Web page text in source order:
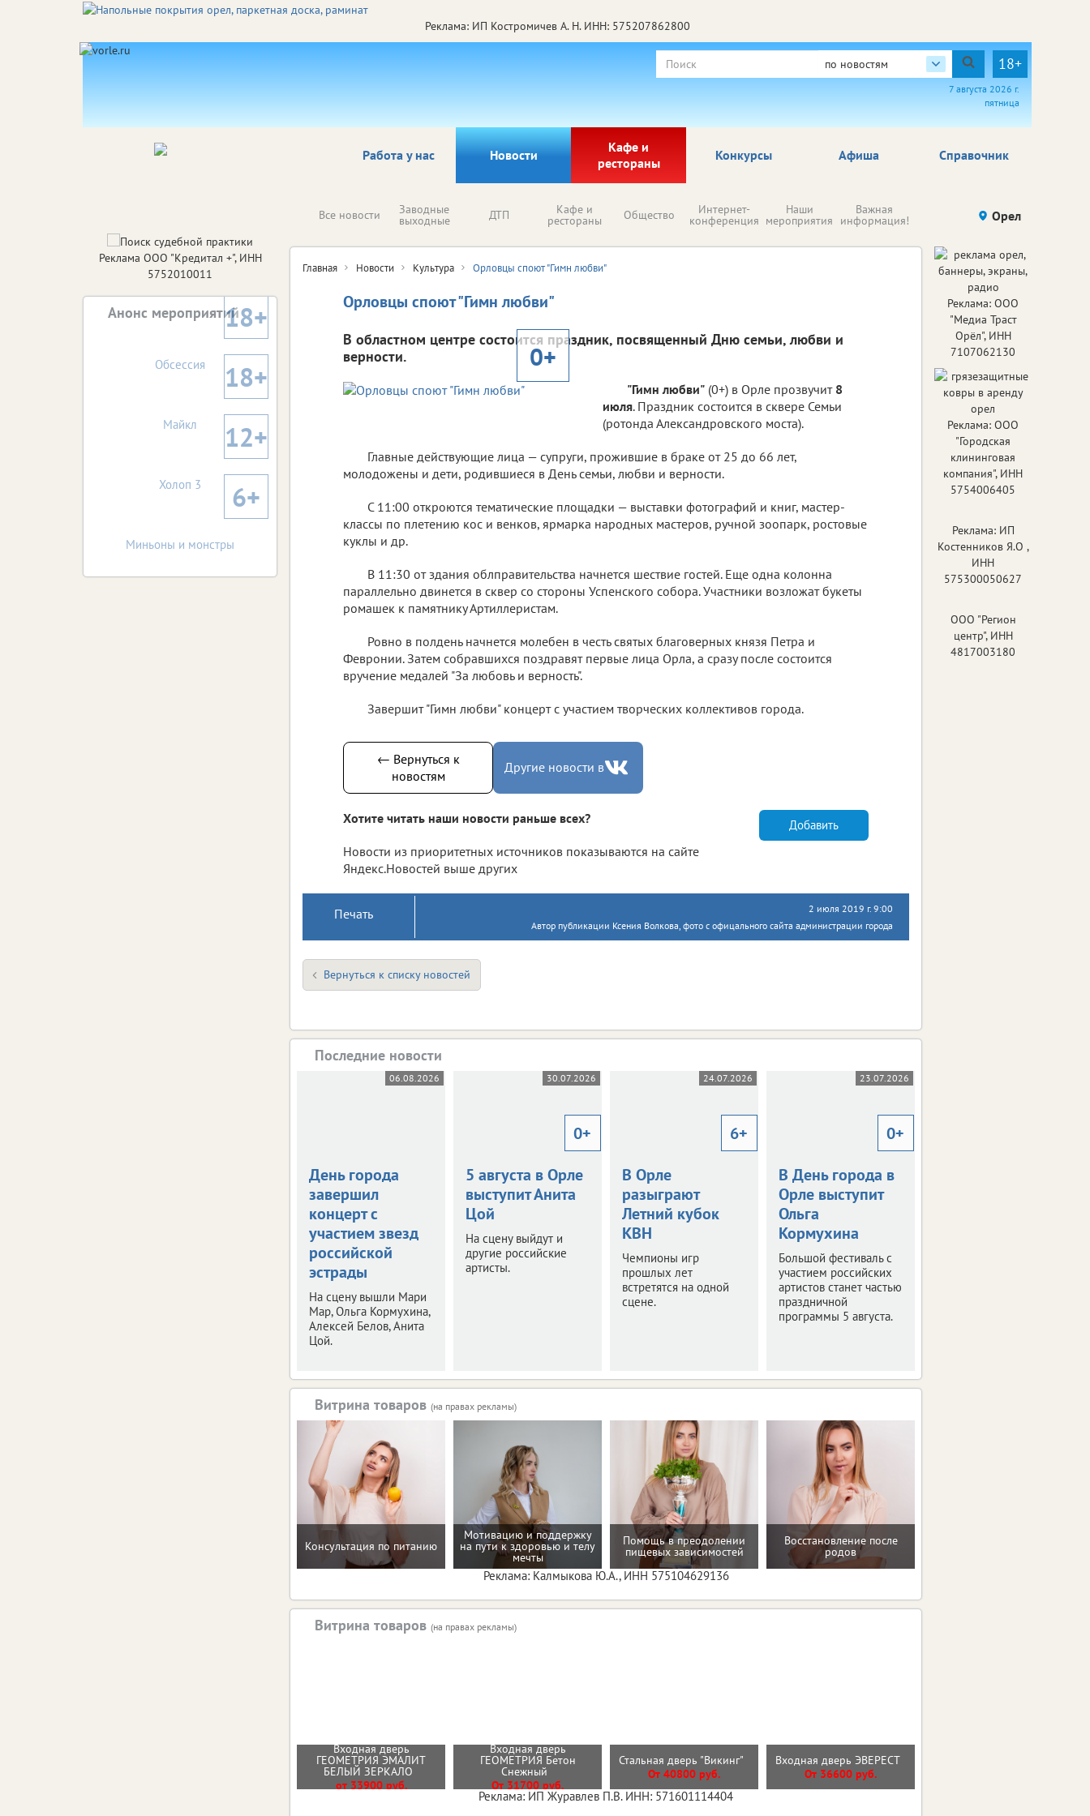
Реклама: ИП Костромичев А. Н. ИНН: 575207862800
по новостям 18+
7 августа 2026 г.
пятница
Работа у нас Новости
Кафе и
рестораны
Афиша Справочник
Конкурсы
Все новости Заводные
выходные ДТП Кафе и
рестораны Общество Интернет-
конференция
Наши
мероприятия
Важная
информация! Происшествия Здоровье
Орел
Главная Новости Культура Орловцы споют "Гимн любви"
Орловцы споют "Гимн любви"
В областном центре состоится праздник, посвященный Дню семьи, любви и
верности.
0+
"Гимн любви" (0+) в Орле прозвучит 8
июля. Праздник состоится в сквере Семьи
(ротонда Александровского моста).
Главные действующие лица — супруги, прожившие в браке от 25 до 66 лет,
молодожены и дети, родившиеся в День семьи, любви и верности.
С 11:00 откроются тематические площадки — выставки фотографий и книг, мастер-
классы по плетению кос и венков, ярмарка народных мастеров, ручной зоопарк, ростовые
куклы и др.
В 11:30 от здания облправительства начнется шествие гостей. Еще одна колонна
параллельно двинется в сквер со стороны Успенского собора. Участники возложат букеты
ромашек к памятнику Артиллеристам.
Ровно в полдень начнется молебен в честь святых благоверных князя Петра и
Февронии. Затем собравшихся поздравят первые лица Орла, а сразу после состоится
вручение медалей "За любовь и верность".
Завершит "Гимн любви" концерт с участием творческих коллективов города.
← Вернуться к
новостям
Другие новости в
Хотите читать наши новости раньше всех?
Новости из приоритетных источников показываются на сайте
Яндекс.Новостей выше других
Добавить
Печать
2 июля 2019 г. 9:00
Автор публикации Ксения Волкова, фото с офицального сайта администрации города
Вернуться к списку новостей
Последние новости
06.08.2026
День города
завершил
концерт с
участием звезд
российской
эстрады
На сцену вышли Мари
Мар, Ольга Кормухина,
Алексей Белов, Анита
Цой.
30.07.2026
0+
5 августа в Орле
выступит Анита
Цой
На сцену выйдут и
другие российские
артисты.
24.07.2026
6+
В Орле
разыграют
Летний кубок
КВН
Чемпионы игр
прошлых лет
встретятся на одной
сцене.
23.07.2026
0+
В День города в
Орле выступит
Ольга
Кормухина
Большой фестиваль с
участием российских
артистов станет частью
праздничной
программы 5 августа.
Витрина товаров (на правах рекламы)
Консультация по питанию
Мотивацию и поддержку
на пути к здоровью и телу
мечты
Помощь в преодолении
пищевых зависимостей
Восстановление после
родов
Реклама: Калмыкова Ю.А., ИНН 575104629136
Витрина товаров (на правах рекламы)
Входная дверь
ГЕОМЕТРИЯ ЭМАЛИТ
БЕЛЫЙ ЗЕРКАЛО
от 33900 руб.
Входная дверь
ГЕОМЕТРИЯ Бетон
Снежный
От 31700 руб.
Стальная дверь "Викинг"
От 40800 руб.
Входная дверь ЭВЕРЕСТ
От 36600 руб.
Реклама: ИП Журавлев П.В. ИНН: 571601114404
Реклама ООО "Кредитал +", ИНН
5752010011
Анонс мероприятий18+
Обсессия 18+
Майкл 12+
Холоп 3 6+
Миньоны и монстры
Реклама: ООО
"Медиа Траст
Орёл", ИНН
7107062130
Реклама: ООО
"Городская
клининговая
компания", ИНН
5754006405
Реклама: ИП
Костенников Я.О ,
ИНН
575300050627
ООО "Регион
центр", ИНН
4817003180